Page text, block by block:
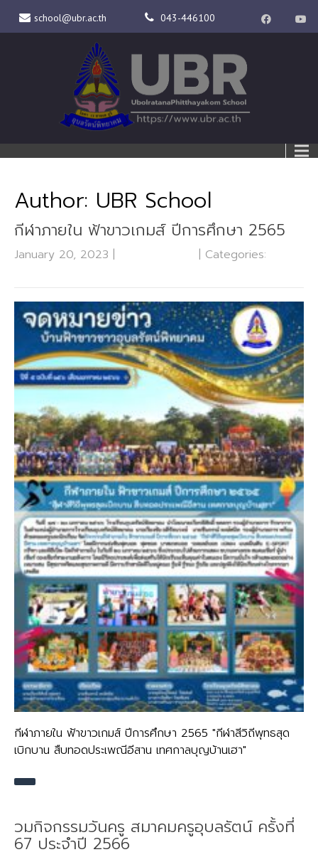
school@ubr.ac.th 043-446100
Author: UBR School
กีฬาภายใน ฟ้าขาวเกมส์ ปีการศึกษา 2565
January 20, 2023 | | Categories:
กีฬาภายใน ฟ้าขาวเกมส์ ปีการศึกษา 2565 "กีฬาสีวิถีพุทธสุด
เบิกบาน สืบทอดประเพณีอีสาน เทศกาลบุญบ้านเฮา"
วมกิจกรรมวันครู สมาคมครูอุบลรัตน์ ครั้งที่
67 ประจำปี 2566